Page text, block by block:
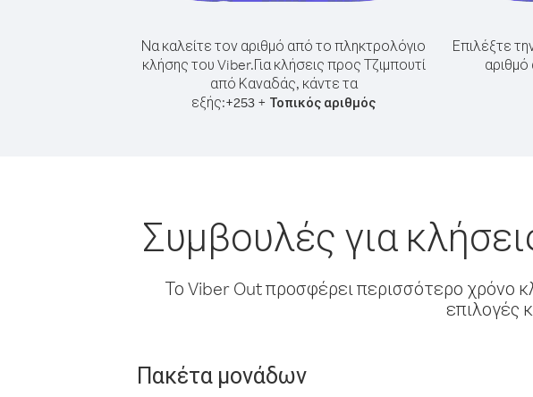
Να καλείτε τον αριθμό από το πληκτρολόγιο
κλήσης του Viber.Για κλήσεις προς Τζιμπουτί
από Καναδάς, κάντε τα
εξής:+253 + Τοπικός αριθμός
Επιλέξτε
Συμβουλές για
Το Viber Out προσφέρει περισσότερο χρόνο
επιλογές
Πακέτα μονάδων